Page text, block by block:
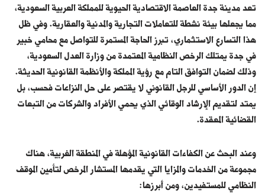
تعد مدينة جدة العاصمة الاقتصادية الحيوية للمملكة العربية السعودية،
مما يجعلها بيئة نشطة للتعاملات التجارية والمدنية والعقارية. وفي ظل
هذا التسارع الاستثماري، تبرز الحاجة المستمرة للتواصل معمحامي خبير
في جدةيمتلك الرخص النظامية المعتمدة من وزارة العدل السعودية،
وذلك لضمان التوافق التام مع رؤية المملكة والأنظمة القانونية الحديثة.
إن الدور الأساسي للرجل القانوني لا يقتصر على حل النزاعات فحسب، بل
يمتد لتقديم الإرشاد الوقائي الذي يحمي الأفراد والشركات من التبعات
القضائية المعقدة.
وعند البحث عن الكفاءات القانونية المؤهلة في المنطقة الغربية، هناك
مجموعة من الخدمات والمزايا التي يقدمها المستشار المرخص لتأمين الموقف
النظامي للمستفيدين، ومن أبرزها: